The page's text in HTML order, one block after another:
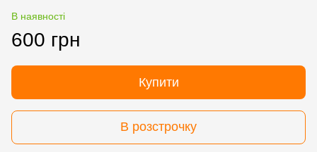
В наявності
600 грн
Купити
В розстрочку